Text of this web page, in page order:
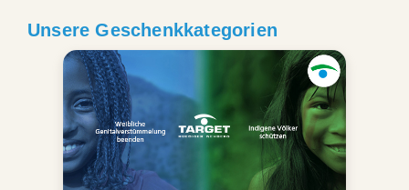
Unsere Geschenkkategorien